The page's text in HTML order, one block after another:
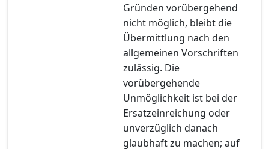
Gründen vorübergehend
nicht möglich, bleibt die
Übermittlung nach den
allgemeinen Vorschriften
zulässig. Die
vorübergehende
Unmöglichkeit ist bei der
Ersatzeinreichung oder
unverzüglich danach
glaubhaft zu machen; auf